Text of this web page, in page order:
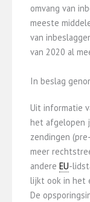
omvang van
meeste
van
van 2020 al
In beslag
Uit informatie
het afgelopen
zendingen
meer
andere EU-
lijkt ook in het
De